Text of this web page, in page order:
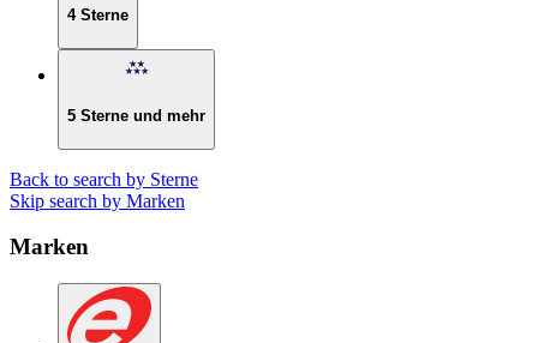
4 Sterne
5 Sterne und mehr
Back to search by Sterne
Skip search by Marken
Marken